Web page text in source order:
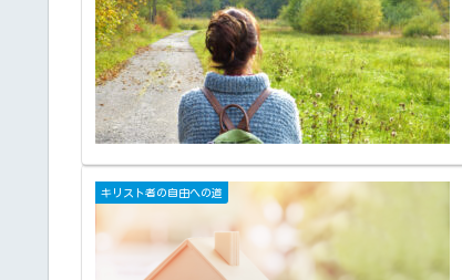
キリスト者の自由への道